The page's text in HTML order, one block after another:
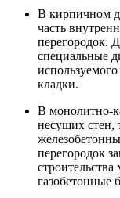
В кирпичном
часть
перегородок.
специальные
кладки.
В монолитно-
несущих стен,
перегородок
газобетонные